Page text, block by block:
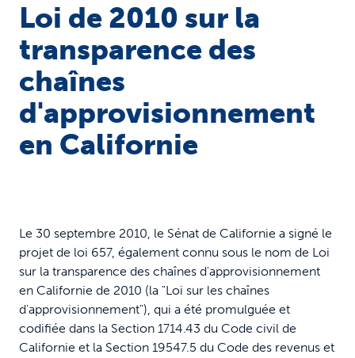
Loi de 2010 sur la
transparence des
chaînes
d'approvisionnement
en Californie
Le 30 septembre 2010, le Sénat de Californie a signé le
projet de loi 657, également connu sous le nom de Loi
sur la transparence des chaînes d'approvisionnement
en Californie de 2010 (la "Loi sur les chaînes
d'approvisionnement"), qui a été promulguée et
codifiée dans la Section 1714.43 du Code civil de
Californie et la Section 19547.5 du Code des revenus et